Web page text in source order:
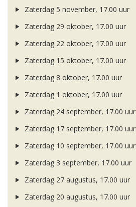
Zaterdag 5 november, 17.00 uur
Zaterdag 29 oktober, 17.00 uur
Zaterdag 22 oktober, 17.00 uur
Zaterdag 15 oktober, 17.00 uur
Zaterdag 8 oktober, 17.00 uur
Zaterdag 1 oktober, 17.00 uur
Zaterdag 24 september, 17.00 uur
Zaterdag 17 september, 17.00 uur
Zaterdag 10 september, 17.00 uur
Zaterdag 3 september, 17.00 uur
Zaterdag 27 augustus, 17.00 uur
Zaterdag 20 augustus, 17.00 uur